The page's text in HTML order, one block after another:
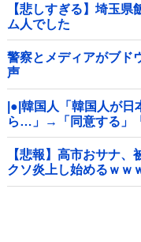
【悲しすぎる】埼玉
ム人でした
警察とメディアがブド
声
|●|韓国人「韓国人が
ら…」→「同意する」
＝韓国の反応
【悲報】高市おサナ
クソ炎上し始めるｗｗ